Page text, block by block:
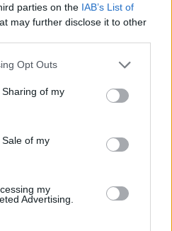
parties on the IAB’s List of
may further disclose it to other
app uses one or more Google
behaviour. You may click to
and its third-party tags to
purposes in below Google
Opt Outs
of my
of my
my
Advertising.
giovani madri lavoratrici